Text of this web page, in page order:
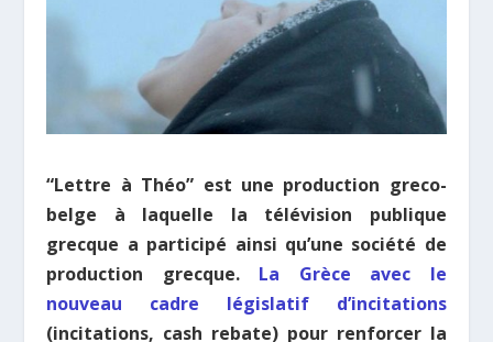
“Lettre à Théo” est une production greco-
belge à laquelle la télévision publique
grecque a participé ainsi qu’une société de
production grecque. La Grèce avec le
nouveau cadre législatif d’incitations
(incitations, cash rebate) pour renforcer la